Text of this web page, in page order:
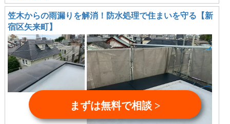
笠木からの雨漏りを解消！防水処理で住まいを守る【新
宿区矢来町】
まずは無料で相談 >